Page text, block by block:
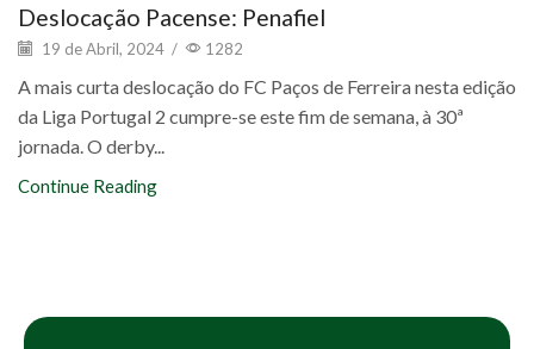
Deslocação Pacense: Penafiel
19 de Abril, 2024 / 1282
A mais curta deslocação do FC Paços de Ferreira nesta edição
da Liga Portugal 2 cumpre-se este fim de semana, à 30ª
jornada. O derby...
Continue Reading